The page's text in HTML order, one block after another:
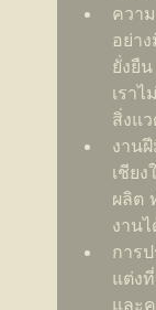
ควา
อย่า
ยั่งยื
เรา
สิ่งแ
งาน
เชีย
ผลิต
งาน
การ
แต่ง
และ